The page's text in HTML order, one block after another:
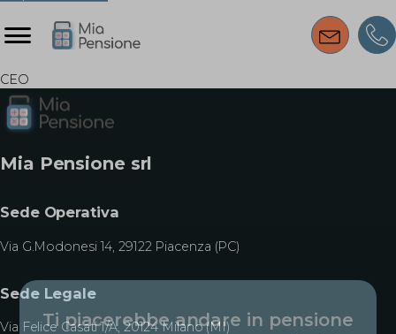
CEO
Mia Pensione srl
Sede Operativa
Via G.Modonesi 14, 29122 Piacenza (PC)
Sede Legale
Via Felice Casati 1/A, 20124 Milano (MI)
Ti piacerebbe andare in pensione